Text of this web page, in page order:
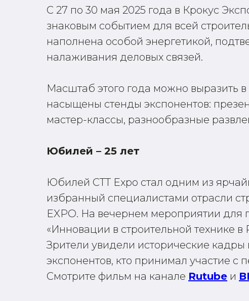
С 27 по 30 мая 2025 года в Крокус
знаковым событием для всей
наполнена особой энергетикой,
налаживания деловых связей.
Масштаб этого года можно выразить
насыщены стенды экспонентов:
мастер-классы, разнообразные
Юбилей – 25 лет
Юбилей СТТ Expo стал одним из
избранный специалистами отрасли
EXPO. На вечернем мероприятии для
«Инновации в строительной технике
Зрители увидели исторические
экспонентов, кто принимал участие с
Смотрите фильм на канале Rutube и